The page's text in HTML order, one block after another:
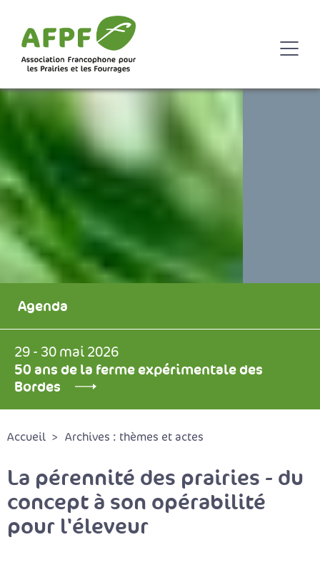
Agenda
29 - 30 mai 2026
50 ans de la ferme expérimentale des
Bordes
Accueil Archives : thèmes et actes
La pérennité des prairies - du
concept à son opérabilité
pour l'éleveur